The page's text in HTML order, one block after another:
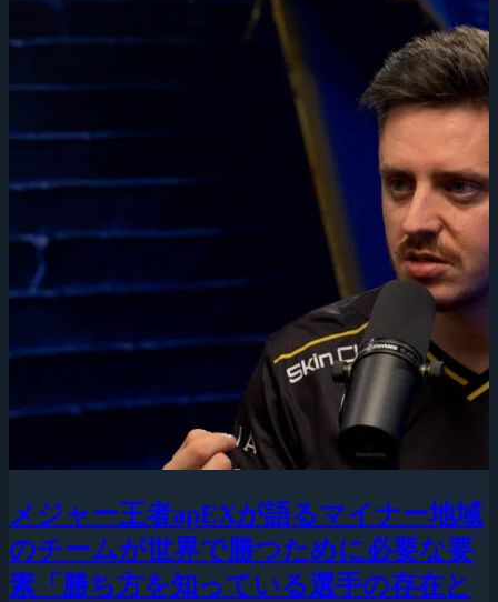
メジャー王者apEXが語るマイナー地域
のチームが世界で勝つために必要な要
素「勝ち方を知っている選手の存在と